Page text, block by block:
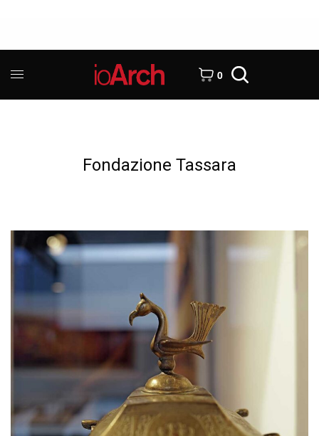
0
Fondazione Tassara